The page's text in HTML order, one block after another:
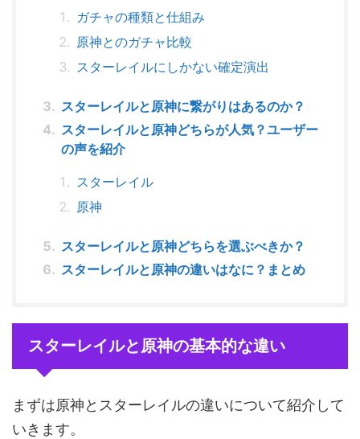
ガチャの種類と仕組み
原神とのガチャ比較
スターレイルにしかない確定演出
スターレイルと原神に繋がりはあるのか？
スターレイルと原神どちらが人気？ユーザー
の声を紹介
スターレイル
原神
スターレイルと原神どちらを選ぶべきか？
スターレイルと原神の違いはなに？まとめ
スターレイルと原神の基本的な違い
まずは原神とスターレイルの違いについて紹介して
いきます。